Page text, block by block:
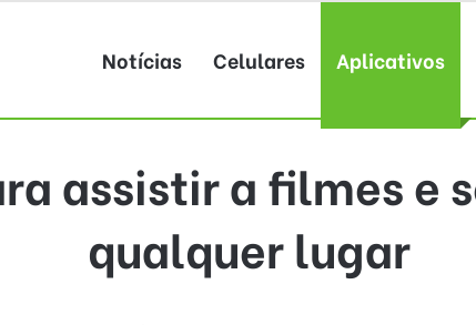
Notícias Celulares Aplicativos
assistir a filmes e
qualquer lugar